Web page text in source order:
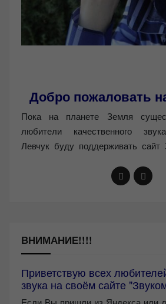
Добро пожаловать
Пока на планете Земля
любители качественного
Левчук буду поддерживать
ВНИМАНИЕ!!!!
Приветствую всех
звука на своём сайте